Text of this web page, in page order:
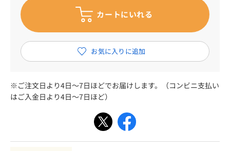
※ご注文日より4日～7日ほどでお届けします。（コンビニ支払い
はご入金日より4日～7日ほど）